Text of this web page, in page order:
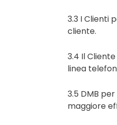
3.3 I Clienti
cliente.
3.4 Il
linea
3.5 DMB
maggiore